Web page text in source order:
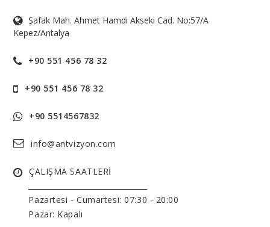
Şafak Mah. Ahmet Hamdi Akseki Cad. No:57/A
Kepez/Antalya
+90 551 456 78 32
+90 551 456 78 32
+90 5514567832
info@antvizyon.com
ÇALIŞMA SAATLERİ
Pazartesi - Cumartesi: 07:30 - 20:00
Pazar: Kapalı